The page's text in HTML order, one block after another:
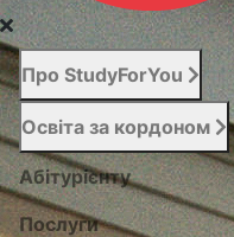
Про StudyForYou
Освіта за кордоном
Абітурієнту
Послуги